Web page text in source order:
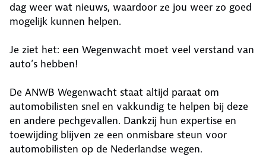
dag weer wat nieuws, waardoor ze jou weer zo goed
mogelijk kunnen helpen.
Je ziet het: een Wegenwacht moet veel verstand van
auto’s hebben!
De ANWB Wegenwacht staat altijd paraat om
automobilisten snel en vakkundig te helpen bij deze
en andere pechgevallen. Dankzij hun expertise en
toewijding blijven ze een onmisbare steun voor
automobilisten op de Nederlandse wegen.